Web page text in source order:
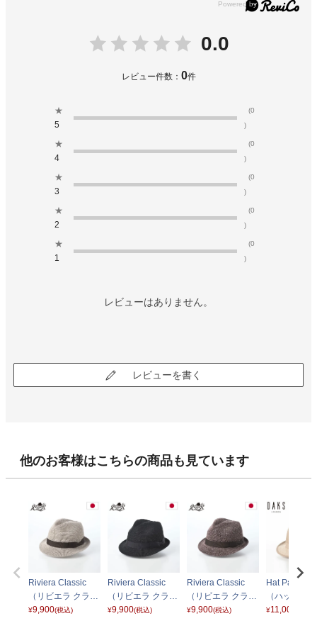
0.0
レビュー件数： 0件
★
5
(0
)
★
4
(0
)
★
3
(0
)
★
2
(0
)
★
1
(0
)
レビューはありません。
レビューを書く
他のお客様はこちらの商品も見ています
Riviera Classic
（リビエラ クラシ
ック） ナチュラル
¥9,900(税込)
Riviera Classic
（リビエラ クラシ
ック） ブラック
¥9,900(税込)
Riviera Classic
（リビエラ クラシ
ック） ブラウン
¥9,900(税込)
Hat
（ハット パ
ーク）
¥11,000